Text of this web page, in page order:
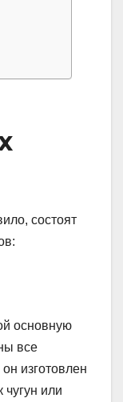
состоят
основную
все
изготовлен
чугун или